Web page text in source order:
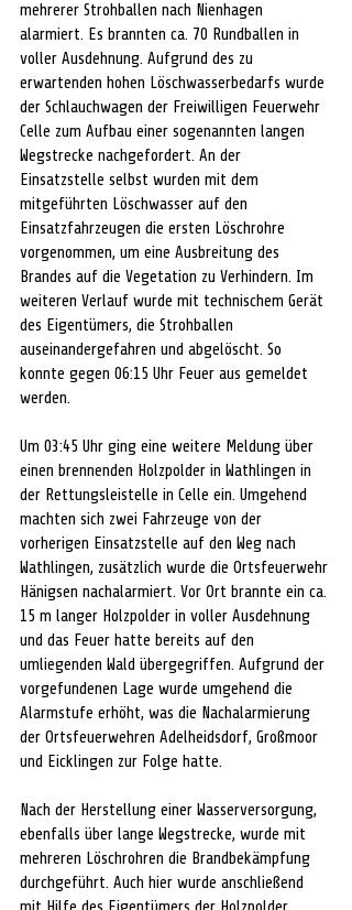
mehrerer Strohballen nach Nienhagen
alarmiert. Es brannten ca. 70 Rundballen in
voller Ausdehnung. Aufgrund des zu
erwartenden hohen Löschwasserbedarfs wurde
der Schlauchwagen der Freiwilligen Feuerwehr
Celle zum Aufbau einer sogenannten langen
Wegstrecke nachgefordert. An der
Einsatzstelle selbst wurden mit dem
mitgeführten Löschwasser auf den
Einsatzfahrzeugen die ersten Löschrohre
vorgenommen, um eine Ausbreitung des
Brandes auf die Vegetation zu Verhindern. Im
weiteren Verlauf wurde mit technischem Gerät
des Eigentümers, die Strohballen
auseinandergefahren und abgelöscht. So
konnte gegen 06:15 Uhr Feuer aus gemeldet
werden.
Um 03:45 Uhr ging eine weitere Meldung über
einen brennenden Holzpolder in Wathlingen in
der Rettungsleistelle in Celle ein. Umgehend
machten sich zwei Fahrzeuge von der
vorherigen Einsatzstelle auf den Weg nach
Wathlingen, zusätzlich wurde die Ortsfeuerwehr
Hänigsen nachalarmiert. Vor Ort brannte ein ca.
15 m langer Holzpolder in voller Ausdehnung
und das Feuer hatte bereits auf den
umliegenden Wald übergegriffen. Aufgrund der
vorgefundenen Lage wurde umgehend die
Alarmstufe erhöht, was die Nachalarmierung
der Ortsfeuerwehren Adelheidsdorf, Großmoor
und Eicklingen zur Folge hatte.
Nach der Herstellung einer Wasserversorgung,
ebenfalls über lange Wegstrecke, wurde mit
mehreren Löschrohren die Brandbekämpfung
durchgeführt. Auch hier wurde anschließend